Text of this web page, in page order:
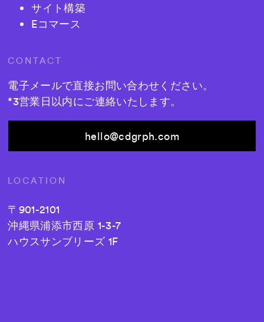
サイト構築
Eコマース
CONTACT
電子メールで直接お問い合わせください。
*3営業日以内にご連絡いたします。
hello@cdgrph.com
LOCATION
〒901-2101
沖縄県浦添市西原 1-3-7
ハウスサンブリーズ 1F